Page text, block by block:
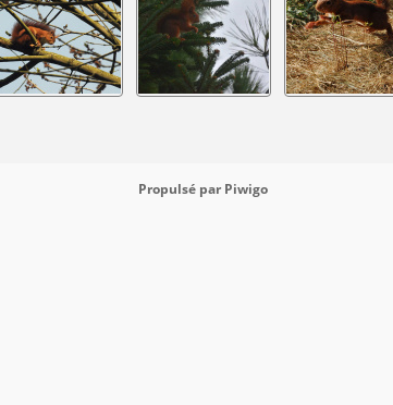
Propulsé par Piwigo